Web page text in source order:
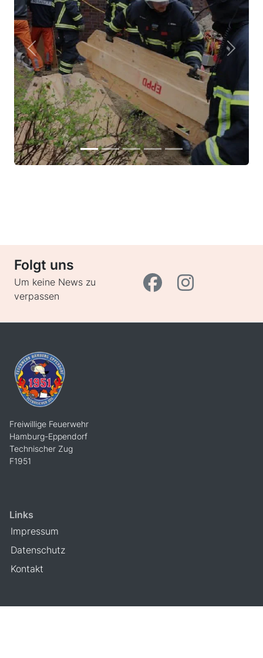
Previous Next
Folgt uns
Um keine News zu
verpassen
Freiwillige Feuerwehr
Hamburg-Eppendorf
Technischer Zug
F1951
Links
Impressum
Datenschutz
Kontakt